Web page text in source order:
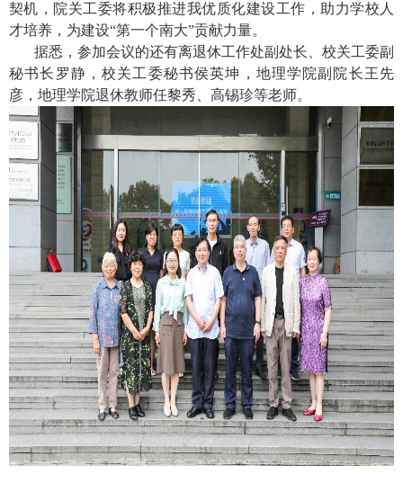
契机，院关工委将积极推进我优质化建设工作，助力学校人
才培养，为建设“第一个南大”贡献力量。
据悉，参加会议的还有离退休工作处副处长、校关工委副
秘书长罗静，校关工委秘书侯英坤，地理学院副院长王先
彦，地理学院退休教师任黎秀、高锡珍等老师。